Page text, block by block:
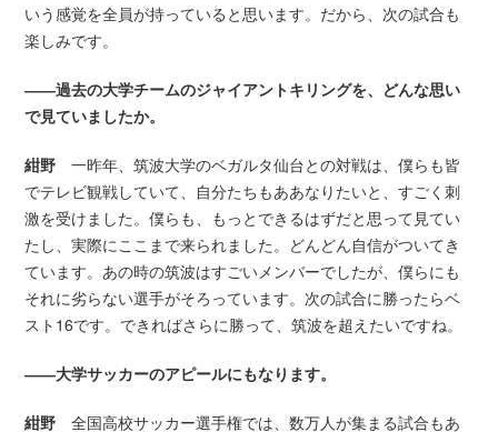
いう感覚を全員が持っていると思います。だから、次の試合も
楽しみです。
――過去の大学チームのジャイアントキリングを、どんな思い
で見ていましたか。
紺野 一昨年、筑波大学のベガルタ仙台との対戦は、僕らも皆
でテレビ観戦していて、自分たちもああなりたいと、すごく刺
激を受けました。僕らも、もっとできるはずだと思って見てい
たし、実際にここまで来られました。どんどん自信がついてき
ています。あの時の筑波はすごいメンバーでしたが、僕らにも
それに劣らない選手がそろっています。次の試合に勝ったらベ
スト16です。できればさらに勝って、筑波を超えたいですね。
――大学サッカーのアピールにもなります。
紺野 全国高校サッカー選手権では、数万人が集まる試合もあ